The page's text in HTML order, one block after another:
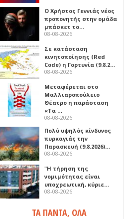
Ο Χρήστος Γεννιάς νέος
προπονητής στην ομάδα
μπάσκετ το…
08-08-2026
Σε κατάσταση
κινητοποίησης (Red
Code) η Γορτυνία (9.8.2…
08-08-2026
Μεταφέρεται στο
Μαλλιαροπούλειο
Θέατρο η παράσταση
«Τα …
08-08-2026
Πολύ υψηλός κίνδυνος
πυρκαγιάς την
Παρασκευή (9.8.2026)…
08-08-2026
"Η τήρηση της
νομιμότητας είναι
υποχρεωτική, κύριε…
08-08-2026
ΤΑ ΠΑΝΤΑ, ΟΛΑ